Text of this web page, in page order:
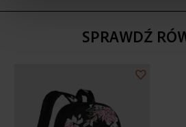
SPRAWDŹ
Dodaj